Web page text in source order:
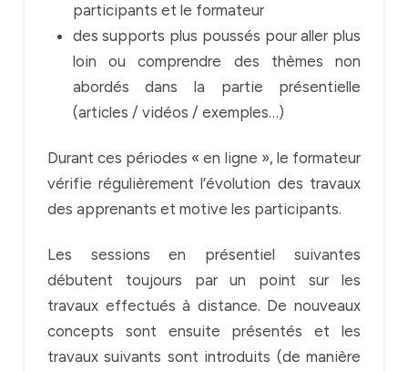
participants et le formateur
des supports plus poussés pour aller plus
loin ou comprendre des thèmes non
abordés dans la partie présentielle
(articles / vidéos / exemples…)
Durant ces périodes « en ligne », le formateur
vérifie régulièrement l’évolution des travaux
des apprenants et motive les participants.
Les sessions en présentiel suivantes
débutent toujours par un point sur les
travaux effectués à distance. De nouveaux
concepts sont ensuite présentés et les
travaux suivants sont introduits (de manière